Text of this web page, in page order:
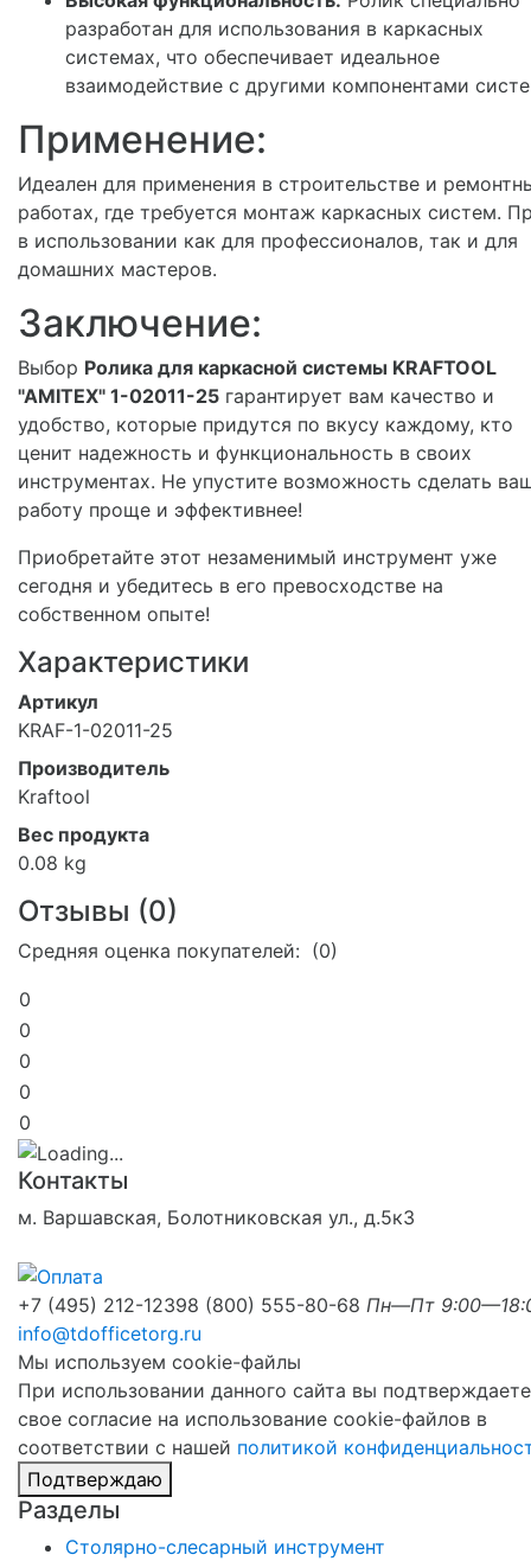
разработан для использования в каркасных
системах, что обеспечивает идеальное
взаимодействие с другими компонентами
Применение:
Идеален для применения в строительстве и
работах, где требуется монтаж каркасных систем.
в использовании как для профессионалов, так и для
домашних мастеров.
Заключение:
Выбор Ролика для каркасной системы KRAFTOOL
"AMITEX" 1-02011-25 гарантирует вам качество и
удобство, которые придутся по вкусу каждому, кто
ценит надежность и функциональность в своих
инструментах. Не упустите возможность сделать
работу проще и эффективнее!
Приобретайте этот незаменимый инструмент уже
сегодня и убедитесь в его превосходстве на
собственном опыте!
Характеристики
Артикул
KRAF-1-02011-25
Производитель
Kraftool
Вес продукта
0.08 kg
Отзывы (0)
Средняя оценка покупателей: (0)
0
0
0
0
0
Контакты
м. Варшавская, Болотниковская ул., д.5к3
+7 (495) 212-12398 (800) 555-80-68 Пн—Пт
info@tdofficetorg.ru
Мы используем cookie-файлы
При использовании данного сайта вы подтверждаете
свое согласие на использование cookie-файлов в
соответствии с нашей политикой
Подтверждаю
Разделы
Столярно-слесарный инструмент